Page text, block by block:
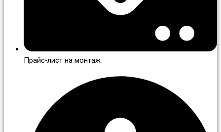
Прайс-лист на монтаж